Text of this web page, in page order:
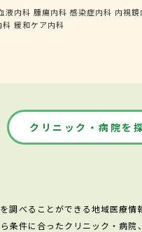
液内科 腫瘍内科 感染症内科 内視鏡
科 緩和ケア内科
クリニック・病院を
べることができる地域医療情
件に合ったクリニック・病院